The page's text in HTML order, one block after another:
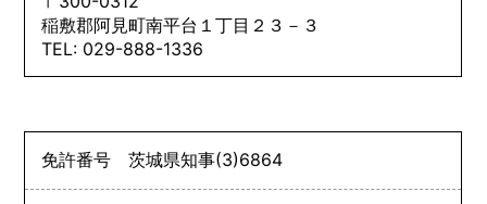
稲敷郡阿見町南平台１丁目２３－３
TEL: 029-888-1336
免許番号茨城県知事(3)6864